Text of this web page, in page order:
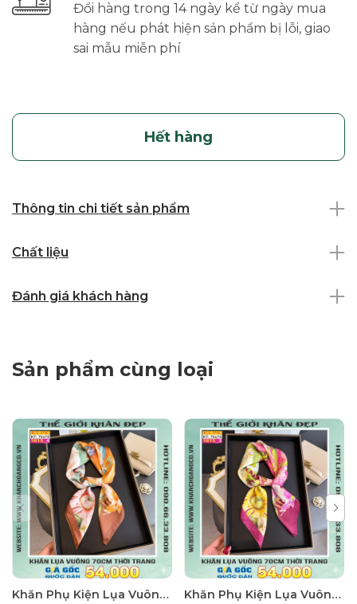
Đổi hàng trong 14 ngày kể từ ngày mua
hàng nếu phát hiện sản phẩm bị lỗi, giao
sai mẫu miễn phí
Hết hàng
Thông tin chi tiết sản phẩm
Chất liệu
Đánh giá khách hàng
Sản phẩm cùng loại
Khăn Phụ Kiện Lụa Vuông 70cm - Thế Giới Khăn Đẹp C1062_4 Khăn Phụ Kiện Lụa Vuông 70cm - Thế Giới Khăn Đẹp C1062_3